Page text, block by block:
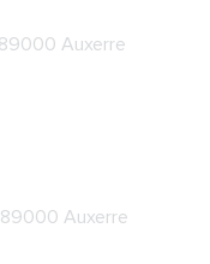
Auxerre
Auxerre